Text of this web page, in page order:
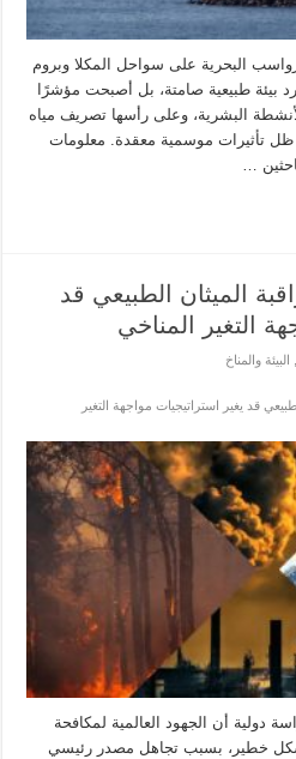
البحرية على سواحل المكلا وبروم
طبيعية صامتة، بل أصبحت مؤشرًا
البشرية، وعلى رأسها تصريف مياه
تأثيرات موسمية معقدة. معلومات
…
الميثان الطبيعي قد
التغير المناخي
البيئة والمناخ
قد يغير استراتيجيات مواجهة التغير
أن الجهود العالمية لمكافحة
خطير، بسبب تجاهل مصدر رئيسي